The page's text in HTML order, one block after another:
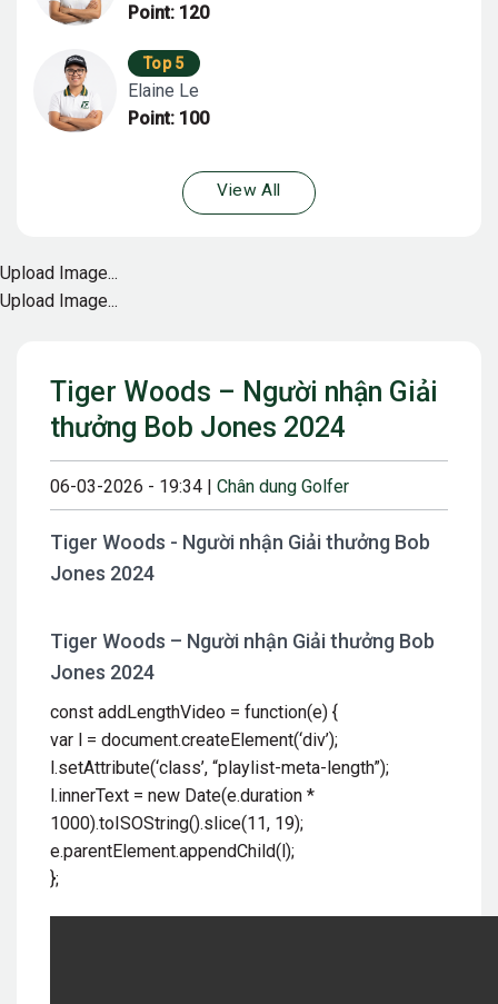
Tiger Woods – Người nhận Giải
thưởng Bob Jones 2024
06-03-2026 - 19:34 | Chân dung Golfer
Tiger Woods - Người nhận Giải thưởng Bob
Jones 2024
Tiger Woods – Người nhận Giải thưởng Bob
Jones 2024
const addLengthVideo = function(e) {
var l = document.createElement(‘div’);
l.setAttribute(‘class’, “playlist-meta-length”);
l.innerText = new Date(e.duration *
1000).toISOString().slice(11, 19);
e.parentElement.appendChild(l);
};
Point: 120
Top 5
Elaine Le
Point: 100
View All
Upload Image...
Upload Image...